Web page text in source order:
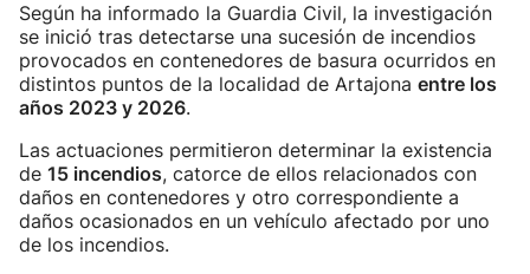
Según ha informado la Guardia Civil, la investigación
se inició tras detectarse una sucesión de incendios
provocados en contenedores de basura ocurridos en
distintos puntos de la localidad de Artajona entre los
años 2023 y 2026.
Las actuaciones permitieron determinar la existencia
de 15 incendios, catorce de ellos relacionados con
daños en contenedores y otro correspondiente a
daños ocasionados en un vehículo afectado por uno
de los incendios.